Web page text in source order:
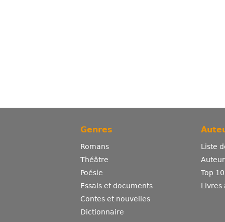
Genres
Romans
Théâtre
Poésie
Essais et documents
Contes et nouvelles
Dictionnaire
Liste
Top
Livres